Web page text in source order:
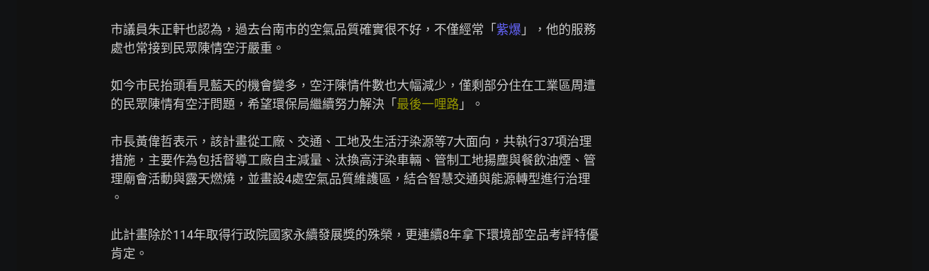
市議員朱正軒也認為，過去台南市的空氣品質確實很不好，不僅經常「 紫爆 」，他的服務
處也常接到民眾陳情空汙嚴重。
如今市民抬頭看見藍天的機會變多，空汙陳情件數也大幅減少，僅剩部分住在工業區周遭
的民眾陳情有空汙問題，希望環保局繼續努力解決「 最後一哩路 」。
市長黃偉哲表示，該計畫從工廠、交通、工地及生活汙染源等7大面向，共執行37項治理
措施，主要作為包括督導工廠自主減量、汰換高汙染車輛、管制工地揚塵與餐飲油煙、管
理廟會活動與露天燃燒，並畫設4處空氣品質維護區，結合智慧交通與能源轉型進行治理
。
此計畫除於114年取得行政院國家永續發展獎的殊榮，更連續8年拿下環境部空品考評特優
肯定。